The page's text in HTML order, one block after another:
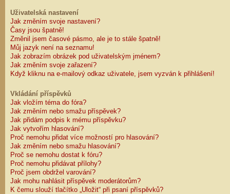
Uživatelská nastavení
Jak změním svoje nastavení?
Časy jsou špatně!
Změnil jsem časové pásmo, ale je to stále špatně!
Můj jazyk není na seznamu!
Jak zobrazím obrázek pod uživatelským jménem?
Jak změním svoje zařazení?
Když kliknu na e-mailový odkaz uživatele, jsem vyzván k přihlášení!
Vkládání příspěvků
Jak vložím téma do fóra?
Jak změním nebo smažu příspěvek?
Jak přidám podpis k mému příspěvku?
Jak vytvořím hlasování?
Proč nemohu přidat více možností pro hlasování?
Jak změním nebo smažu hlasování?
Proč se nemohu dostat k fóru?
Proč nemohu přidávat přílohy?
Proč jsem obdržel varování?
Jak mohu nahlásit příspěvek moderátorům?
K čemu slouží tlačítko „Uložit“ při psaní příspěvků?